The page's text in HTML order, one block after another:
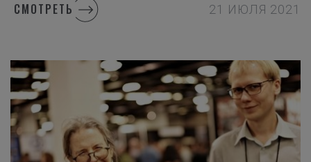
СМОТРЕТЬ 21 ИЮЛЯ 2021